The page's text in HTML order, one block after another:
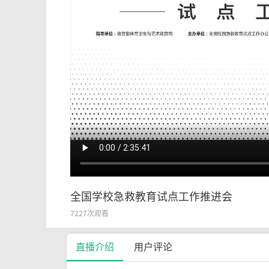
全国学校急救教育试点工作推进会
7227次观看
直播介绍 用户评论